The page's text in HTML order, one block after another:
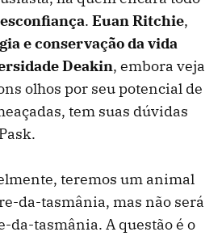
. Euan Ritchie,
e conservação da vida
Deakin, embora veja
olhos por seu potencial de
tem suas dúvidas
teremos um animal
da-tasmânia, mas não será
da-tasmânia. A questão é o